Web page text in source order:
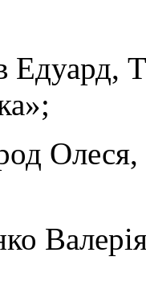
Едуард,
Олеся,